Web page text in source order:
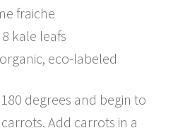
fraiche
kale leafs
eco-labeled
degrees and begin to
Add carrots in a